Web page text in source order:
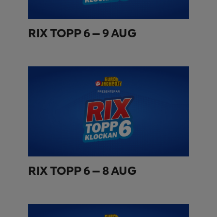
RIX TOPP 6 – 9 AUG
RIX TOPP 6 – 8 AUG